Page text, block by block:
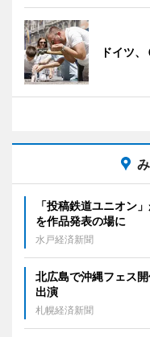
ドイツ
「投稿鉄道ユニオン
を作品発表の場に
水戸経済新聞
北広島で沖縄フェス
出演
札幌経済新聞